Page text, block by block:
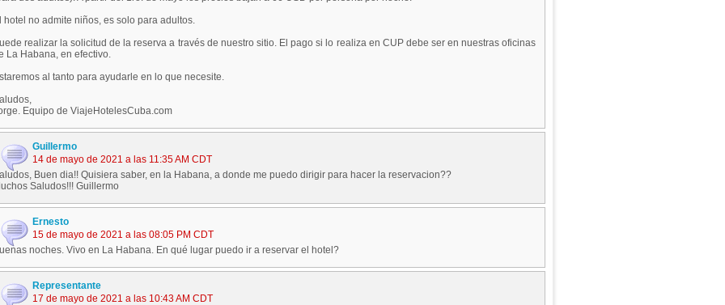
hotel no admite niños, es solo para adultos.
realizar la solicitud de la reserva a través de nuestro sitio. El pago si lo realiza en CUP debe ser en nuestras oficinas
La Habana, en efectivo.
al tanto para ayudarle en lo que necesite.
Equipo de ViajeHotelesCuba.com
Guillermo
14 de mayo de 2021 a las 11:35 AM CDT
Buen dia!! Quisiera saber, en la Habana, a donde me puedo dirigir para hacer la reservacion??
Saludos!!! Guillermo
Ernesto
15 de mayo de 2021 a las 08:05 PM CDT
noches. Vivo en La Habana. En qué lugar puedo ir a reservar el hotel?
Representante
17 de mayo de 2021 a las 10:43 AM CDT